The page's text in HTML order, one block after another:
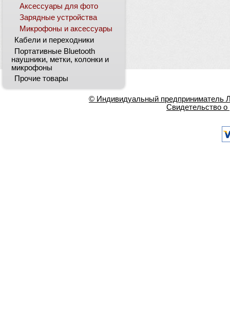
Аксессуары для фото
Зарядные устройства
Микрофоны и аксессуары
Кабели и переходники
Портативные Bluetooth
наушники, метки, колонки и
микрофоны
Прочие товары
© Индивидуальный предприниматель
Свидетельство